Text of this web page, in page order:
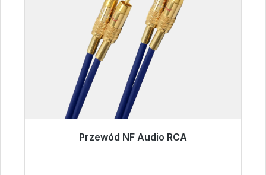
Przewód NF Audio RCA
Gotowy do natychmiastowej wysyłki, czas